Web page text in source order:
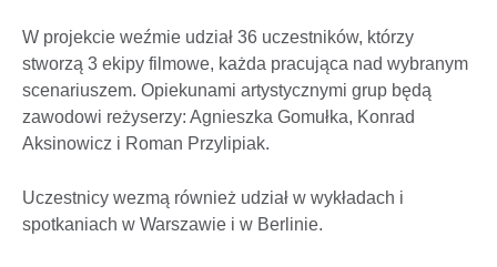
W projekcie weźmie udział 36 uczestników, którzy
stworzą 3 ekipy filmowe, każda pracująca nad wybranym
scenariuszem. Opiekunami artystycznymi grup będą
zawodowi reżyserzy: Agnieszka Gomułka, Konrad
Aksinowicz i Roman Przylipiak.
Uczestnicy wezmą również udział w wykładach i
spotkaniach w Warszawie i w Berlinie.